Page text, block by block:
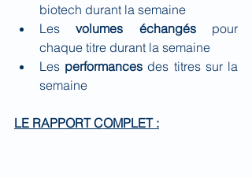
biotech durant la semaine
Les volumes échangés pour
chaque titre durant la semaine
Les performances des titres sur la
semaine
LE RAPPORT COMPLET :